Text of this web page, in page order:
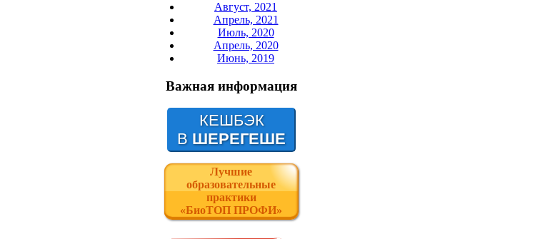
Август, 2021
Апрель, 2021
Июль, 2020
Апрель, 2020
Июнь, 2019
Важная информация
КЕШБЭК
В ШЕРЕГЕШЕ
Лучшие
образовательные
практики
«БиоТОП ПРОФИ»